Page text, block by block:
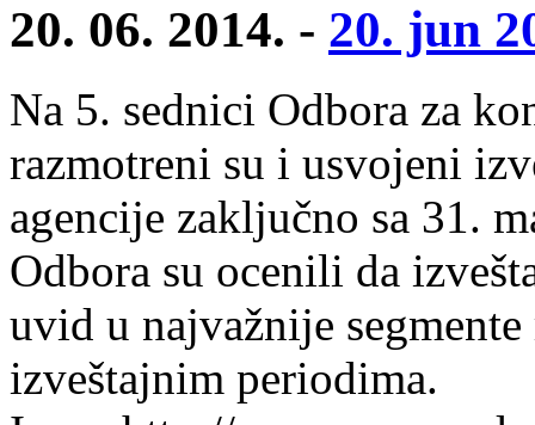
20. 06. 2014. - 20. jun
Na 5. sednici Odbora za
razmotreni su i usvojeni
agencije zaključno sa 31.
Odbora su ocenili da
uvid u najvažnije
izveštajnim periodima.